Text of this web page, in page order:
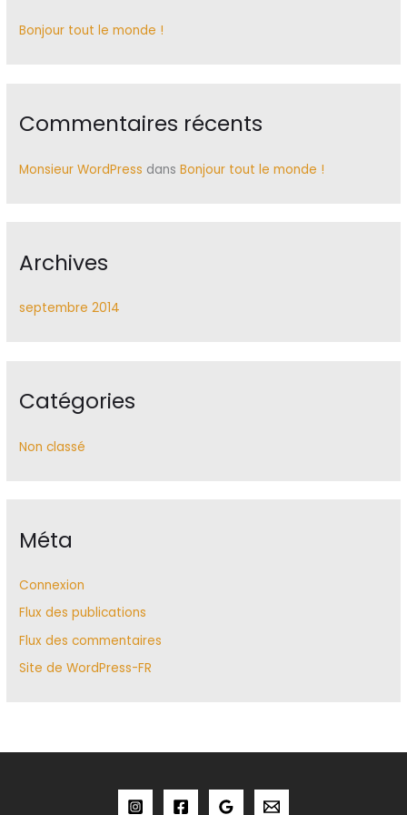
c
Bonjour tout le monde !
Commentaires récents
Monsieur WordPress dansBonjour tout le monde !
Archives
septembre 2014
Catégories
Non classé
Méta
Connexion
Flux des publications
Flux des commentaires
Site de WordPress-FR